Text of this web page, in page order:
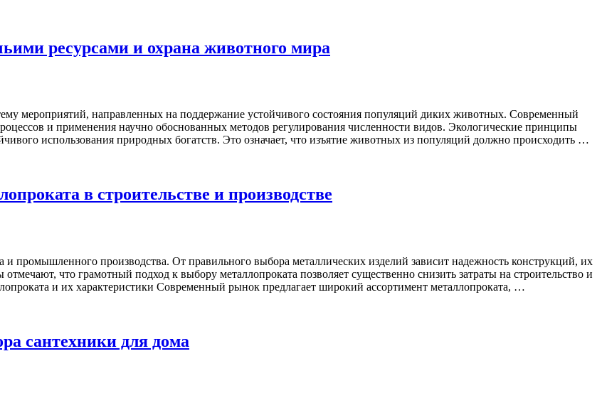
ресурсами и охрана животного мира
мероприятий, направленных на поддержание устойчивого состояния популяций диких животных. Современный
и применения научно обоснованных методов регулирования численности видов. Экологические принципы
использования природных богатств. Это означает, что изъятие животных из популяций должно происходить …
в строительстве и производстве
и промышленного производства. От правильного выбора металлических изделий зависит надежность конструкций, их
что грамотный подход к выбору металлопроката позволяет существенно снизить затраты на строительство и
и их характеристики Современный рынок предлагает широкий ассортимент металлопроката, …
сантехники для дома